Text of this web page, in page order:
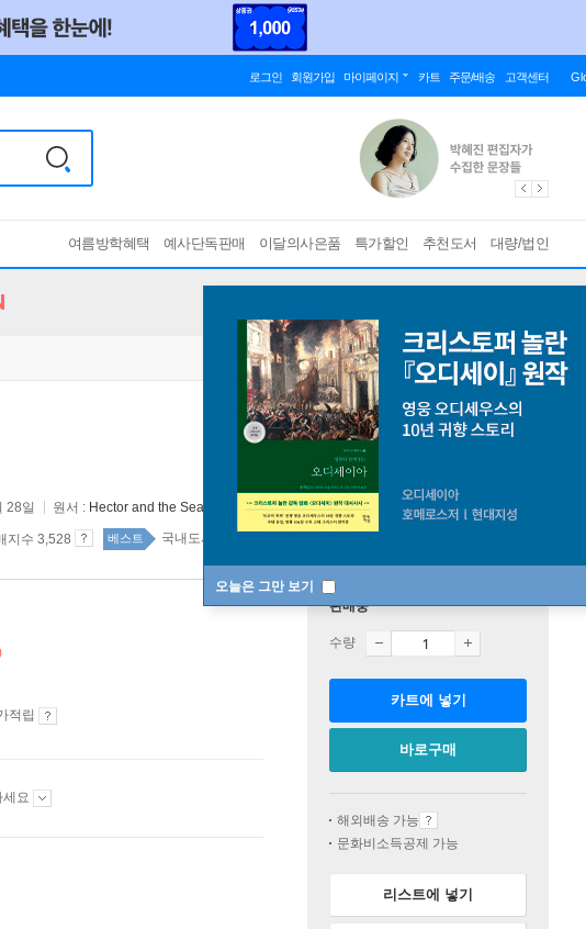
로그인 회원가입 마이페이지 카트 주문/배송 고객센터
여름방학혜택 예사단독판매 이달의사은품 특가할인 추천도서 대량/법인
오늘은 그만 보기
28일 원서 : Hector and the Search for Happiness
지수 3,528 베스트 국내도서 1위 10주
적립
세요
판매중
수량
카트에 넣기
바로구매
해외배송 가능
문화비소득공제 가능
리스트에 넣기